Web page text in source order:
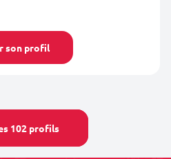
son profil
102 profils